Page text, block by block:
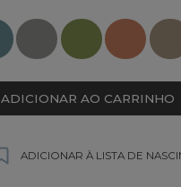
ADICIONAR AO CARRINHO
ADICIONAR À LISTA DE